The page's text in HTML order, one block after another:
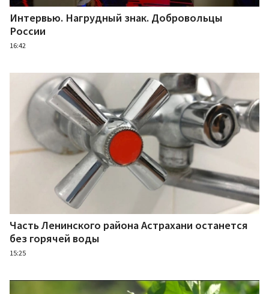
Интервью. Нагрудный знак. Добровольцы
России
16:42
Часть Ленинского района Астрахани останется
без горячей воды
15:25